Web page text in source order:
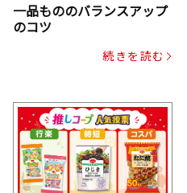
一品もののバランスアップ
のコツ
続きを読む